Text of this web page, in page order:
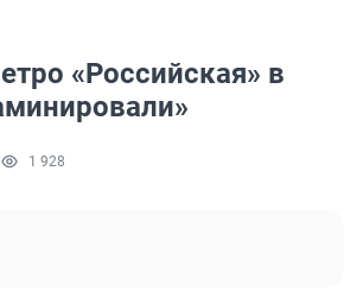
«Российская» в
1 928